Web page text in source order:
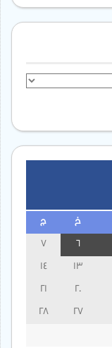
خ ج
13
14
20
21
27
28